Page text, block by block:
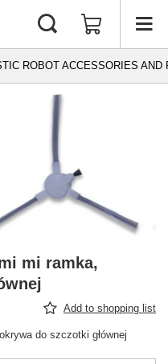
ROBOT ACCESSORIES AND
mi ramka,
Add to shopping list
do szczotki głównej